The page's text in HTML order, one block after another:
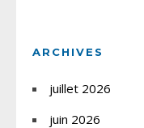
ARCHIVES
juillet 2026
juin 2026